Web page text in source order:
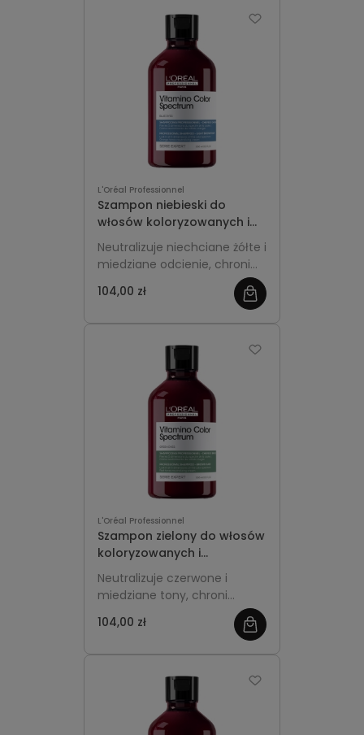
L'Oréal Professionnel
Szampon niebieski do
włosów koloryzowanych i
rozjaśnianych 300ml -
L'Oréal Professionnel
Vitamino Color Spectrum
Neutralizuje niechciane żółte i
miedziane odcienie, chroni
świetlisty efekt włosom
104,00 zł
L'Oréal Professionnel
Szampon zielony do włosów
koloryzowanych i
rozjaśnianych 300ml -
L'Oréal Professionnel
Vitamino Color Spectrum
Neutralizuje czerwone i
miedziane tony, chroni
pozostawia włosy gładkie
104,00 zł